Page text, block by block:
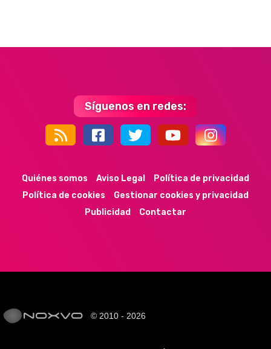
Síguenos en redes:
44k 9k 35k 352
Quiénes somos Aviso Legal
Política de privacidad
Política de cookies
Gestionar cookies y privacidad
Publicidad
Contactar
© 2010 - 2026